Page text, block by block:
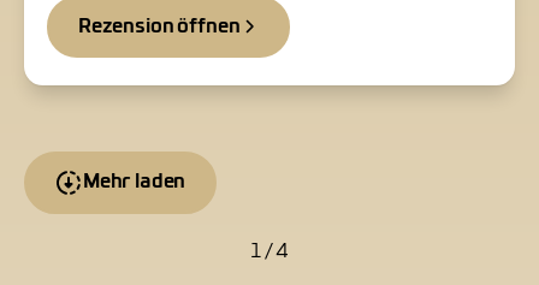
Rezension öffnen
Mehr laden
1 / 4